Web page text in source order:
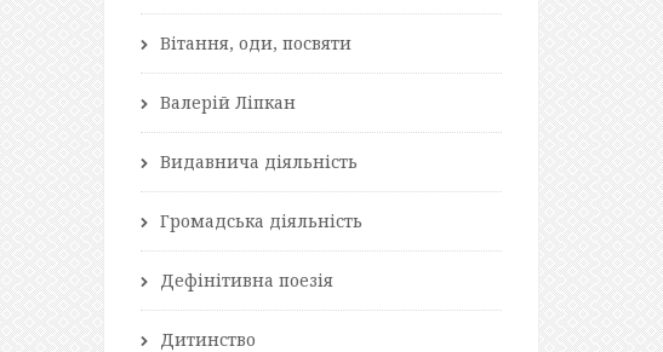
Вітання, оди, посвяти
Валерій Ліпкан
Видавнича діяльність
Громадська діяльність
Дефінітивна поезія
Дитинство